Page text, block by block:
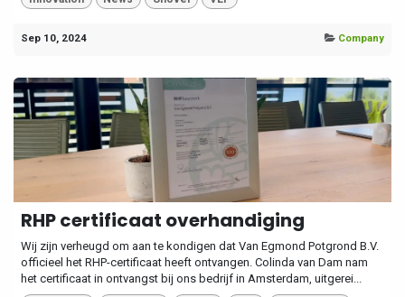
Sep 10, 2024 Company
RHP certificaat overhandiging
Wij zijn verheugd om aan te kondigen dat Van Egmond Potgrond B.V.
officieel het RHP-certificaat heeft ontvangen. Colinda van Dam nam
het certificaat in ontvangst bij ons bedrijf in Amsterdam, uitgerei...